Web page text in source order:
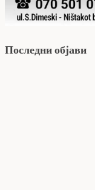
Последни објави